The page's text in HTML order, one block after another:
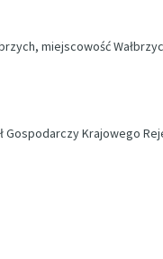
miejscowość
Gospodarczy Krajowego